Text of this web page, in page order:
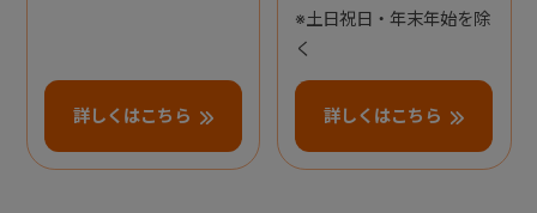
詳しくはこちら
※土日祝日・年末年始を除
く
詳しくはこちら